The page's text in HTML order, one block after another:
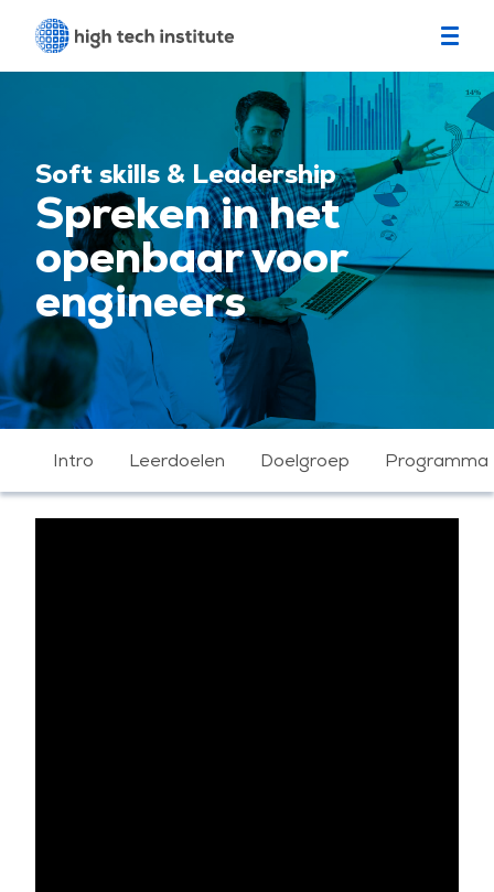
Soft skills & Leadership
Spreken in het
openbaar voor
engineers
Intro Leerdoelen Doelgroep Programma